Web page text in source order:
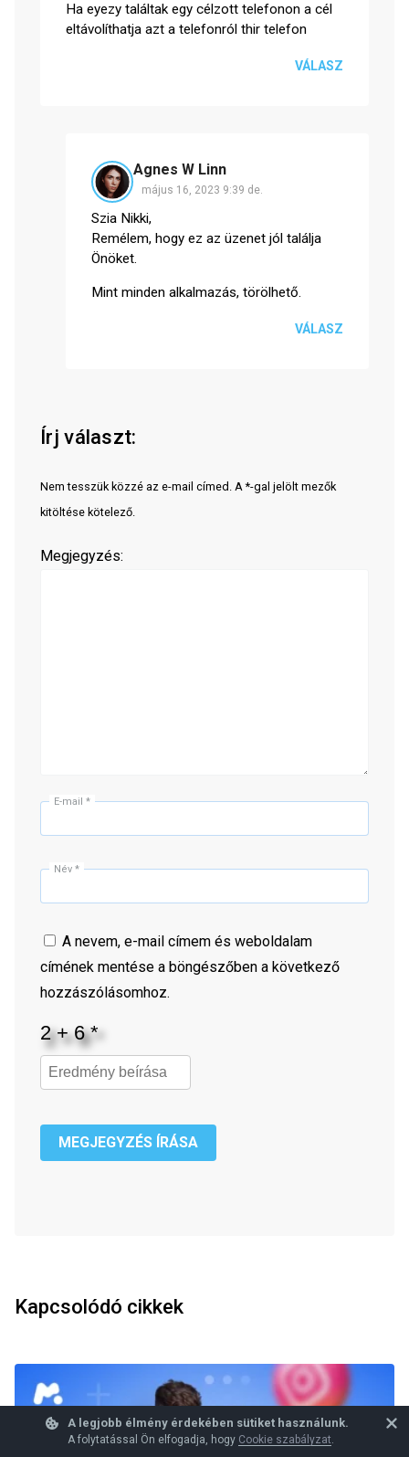
Ha eyezy találtak egy célzott telefonon a cél
eltávolíthatja azt a telefonról thir telefon
VÁLASZ
Agnes W Linn
május 16, 2023 9:39 de.
Szia Nikki,
Remélem, hogy ez az üzenet jól találja
Önöket.
Mint minden alkalmazás, törölhető.
VÁLASZ
Írj választ:
Nem tesszük közzé az e-mail címed. A *-gal jelölt mezők
kitöltése kötelező.
Megjegyzés:
E-mail *
Név *
A nevem, e-mail címem és weboldalam
címének mentése a böngészőben a következő
hozzászólásomhoz.
MEGJEGYZÉS ÍRÁSA
Kapcsolódó cikkek
A legjobb élmény érdekében sütiket használunk.
A folytatással Ön elfogadja, hogy Cookie szabályzat.